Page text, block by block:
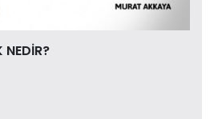
NEDİR?